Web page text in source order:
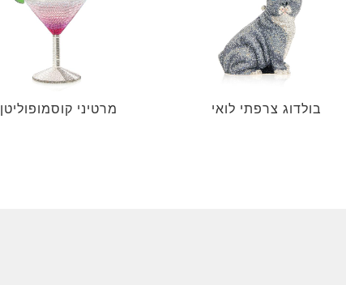
בולדוג צרפתי לואי מרטיני קוסמופוליטן